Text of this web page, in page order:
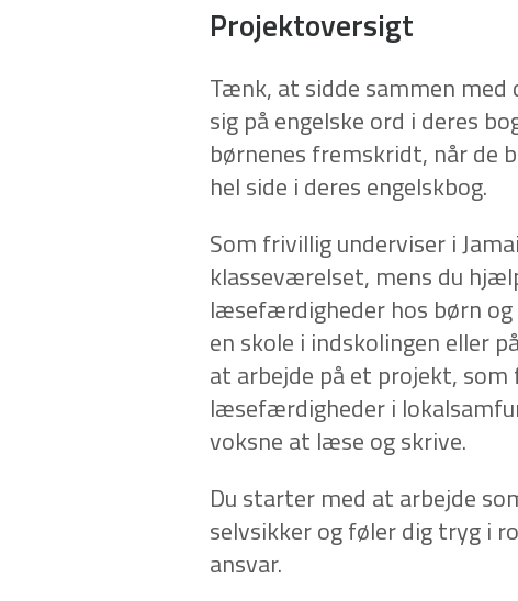
Projektoversigt
Tænk, at sidde sammen med
sig på engelske ord i deres
børnenes fremskridt, når de
hel side i deres engelskbog.
Som frivillig underviser i
klasseværelset, mens du
læsefærdigheder hos børn og
en skole i indskolingen eller
at arbejde på et projekt,
læsefærdigheder i
voksne at læse og skrive.
Du starter med at arbejde
selvsikker og føler dig tryg i
ansvar.